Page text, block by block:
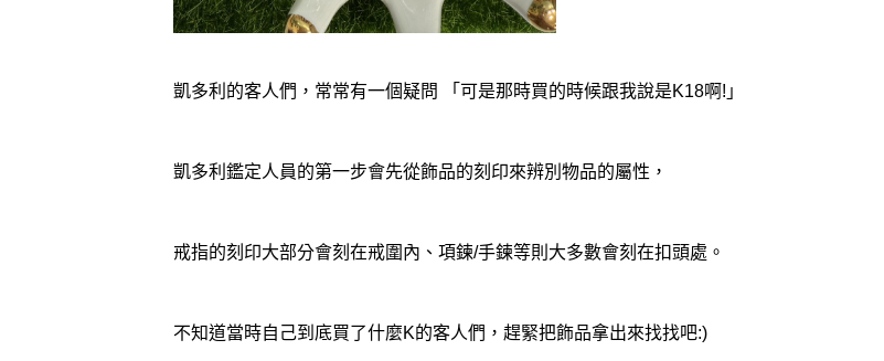
凱多利的客人們，常常有一個疑問 「可是那時買的時候跟我說是K18啊!」
凱多利鑑定人員的第一步會先從飾品的刻印來辨別物品的屬性，
戒指的刻印大部分會刻在戒圍內、項鍊/手鍊等則大多數會刻在扣頭處。
不知道當時自己到底買了什麼K的客人們，趕緊把飾品拿出來找找吧:)